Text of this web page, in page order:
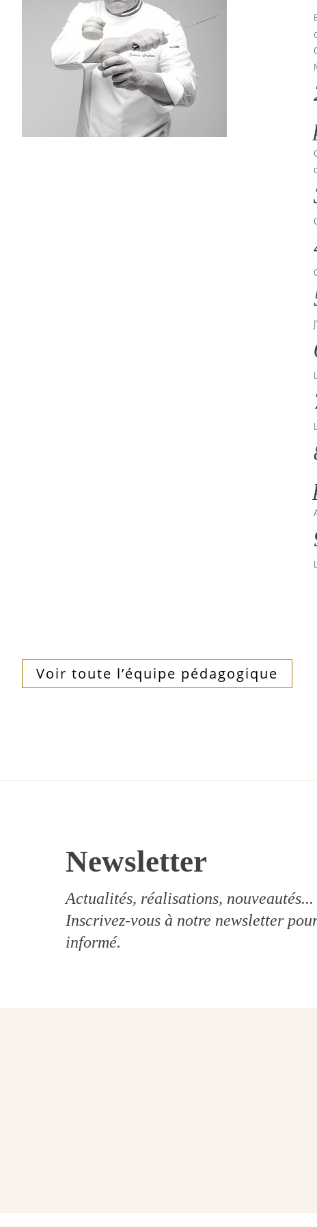
Voir toute l’équipe pédagogique
Newsletter
Actualités, réalisations, nouveautés...
Inscrivez-vous à notre newsletter
informé.